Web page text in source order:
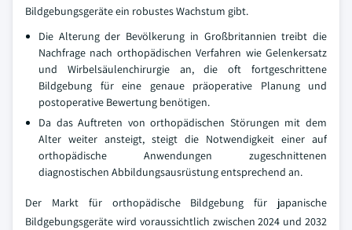
Bildgebungsgeräte ein robustes Wachstum gibt.
Die Alterung der Bevölkerung in Großbritannien treibt die
Nachfrage nach orthopädischen Verfahren wie Gelenkersatz
und Wirbelsäulenchirurgie an, die oft fortgeschrittene
Bildgebung für eine genaue präoperative Planung und
postoperative Bewertung benötigen.
Da das Auftreten von orthopädischen Störungen mit dem
Alter weiter ansteigt, steigt die Notwendigkeit einer auf
orthopädische Anwendungen zugeschnittenen
diagnostischen Abbildungsausrüstung entsprechend an.
Der Markt für orthopädische Bildgebung für japanische
Bildgebungsgeräte wird voraussichtlich zwischen 2024 und 2032